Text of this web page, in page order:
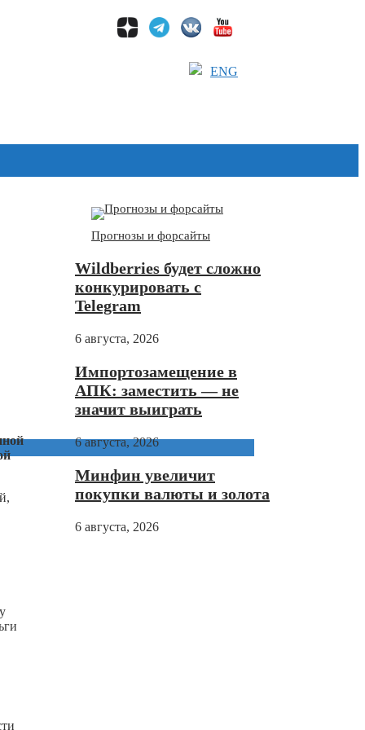
ENG
Прогнозы и форсайты
Wildberries будет сложно
конкурировать с
Telegram
6 августа, 2026
Импортозамещение в
АПК: заместить — не
значит выиграть
6 августа, 2026
Минфин увеличит
покупки валюты и золота
6 августа, 2026